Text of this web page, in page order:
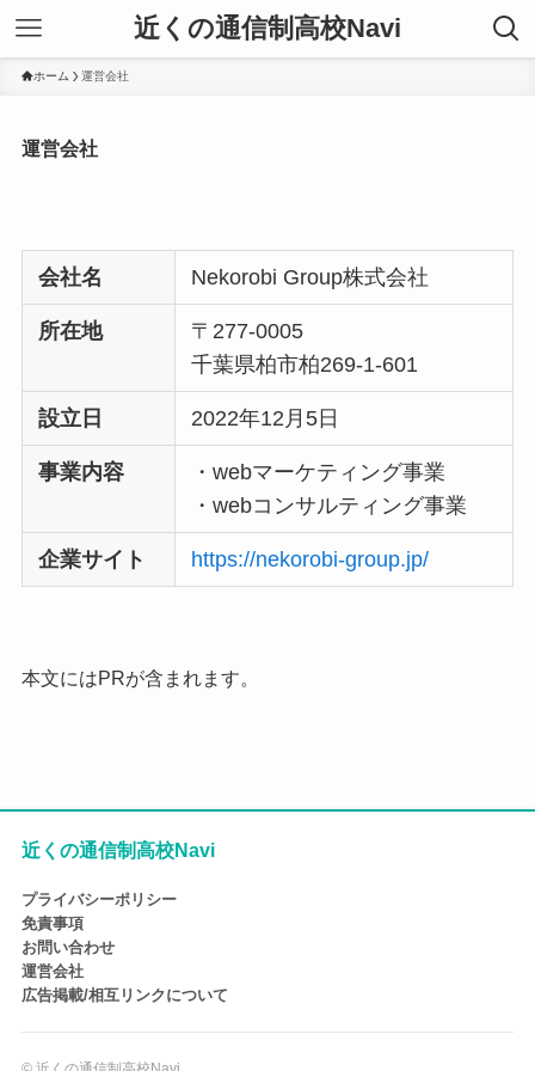
近くの通信制高校Navi
ホーム 運営会社
運営会社
会社名 Nekorobi Group株式会社
所在地
〒277-0005
千葉県柏市柏269-1-601
設立日 2022年12月5日
事業内容
・webマーケティング事業
・webコンサルティング事業
企業サイト https://nekorobi-group.jp/
本文にはPRが含まれます。
近くの通信制高校Navi
プライバシーポリシー
免責事項
お問い合わせ
運営会社
広告掲載/相互リンクについて